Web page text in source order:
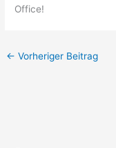
Office!
← Vorheriger Beitrag